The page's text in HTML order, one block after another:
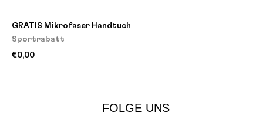
GRATIS Mikrofaser Handtuch
Sportrabatt
€0,00
FOLGE UNS